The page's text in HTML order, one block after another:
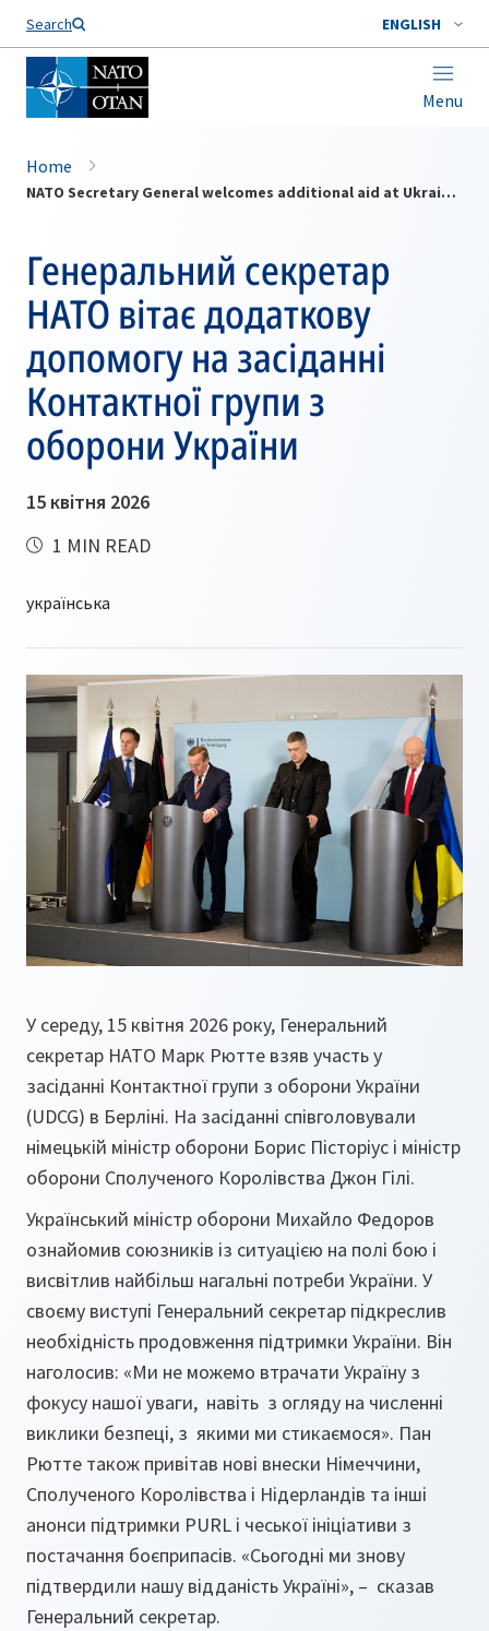
Search ENGLISH
Menu
Home
NATO Secretary General welcomes additional aid at Ukraine Defence Contact Group meeting
Генеральний секретар
НАТО вітає додаткову
допомогу на засіданні
Контактної групи з
оборони України
15 квітня 2026
1 MIN READ
У середу, 15 квітня 2026 року, Генеральний
секретар НАТО Марк Рютте взяв участь у
засіданні Контактної групи з оборони України
(UDCG) в Берліні. На засіданні співголовували
німецькій міністр оборони Борис Пісторіус і міністр
оборони Сполученого Королівства Джон Гілі.
Український міністр оборони Михайло Федоров
ознайомив союзників із ситуацією на полі бою і
висвітлив найбільш нагальні потреби України. У
своєму виступі Генеральний секретар підкреслив
необхідність продовження підтримки України. Він
наголосив: «Ми не можемо втрачати Україну з
фокусу нашої уваги, навіть з огляду на численні
виклики безпеці, з якими ми стикаємося». Пан
Рютте також привітав нові внески Німеччини,
Сполученого Королівства і Нідерландів та інші
анонси підтримки PURL і чеської ініціативи з
постачання боєприпасів. «Сьогодні ми знову
підтвердили нашу відданість Україні», – сказав
Генеральний секретар.